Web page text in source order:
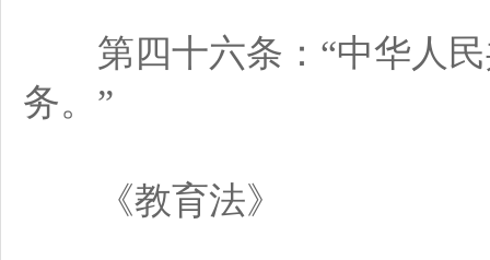
第四十六条：“中华人民
务。”
《教育法》